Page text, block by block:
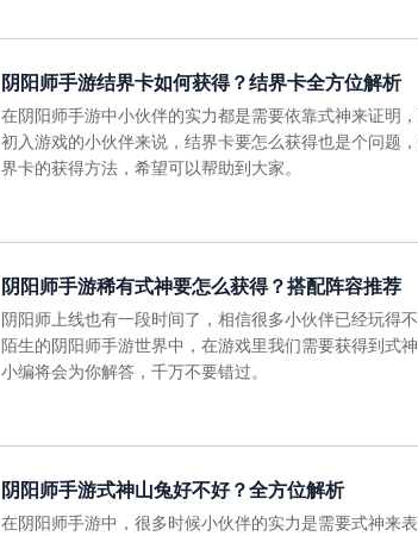
阴阳师手游结界卡如何获得？结界卡全方位解析
在阴阳师手游中小伙伴的实力都是需要依靠式神来证明
初入游戏的小伙伴来说，结界卡要怎么获得也是个问题
界卡的获得方法，希望可以帮助到大家。
阴阳师手游稀有式神要怎么获得？搭配阵容推荐
阴阳师上线也有一段时间了，相信很多小伙伴已经玩得
陌生的阴阳师手游世界中，在游戏里我们需要获得到式
小编将会为你解答，千万不要错过。
阴阳师手游式神山兔好不好？全方位解析
在阴阳师手游中，很多时候小伙伴的实力是需要式神来